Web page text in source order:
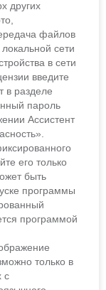
других
файлов
сети
в сети
введите
в разделе
пароль
Ассистент
его только
быть
программы
программой
только в
с